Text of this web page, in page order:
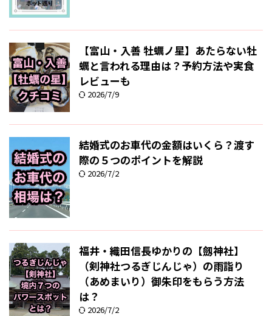
【富山・入善 牡蠣ノ星】あたらない牡
蠣と言われる理由は？予約方法や実食
レビューも
2026/7/9
結婚式のお車代の金額はいくら？渡す
際の５つのポイントを解説
2026/7/2
福井・織田信長ゆかりの【劔神社】
（剣神社つるぎじんじゃ）の雨詣り
（あめまいり）御朱印をもらう方法
は？
2026/7/2